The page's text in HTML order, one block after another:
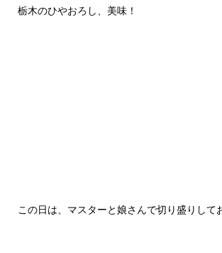
栃木のひやおろし、美味！
この日は、マスターと娘さんで切り盛りして